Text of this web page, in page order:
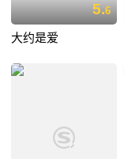
5.6
大约是爱